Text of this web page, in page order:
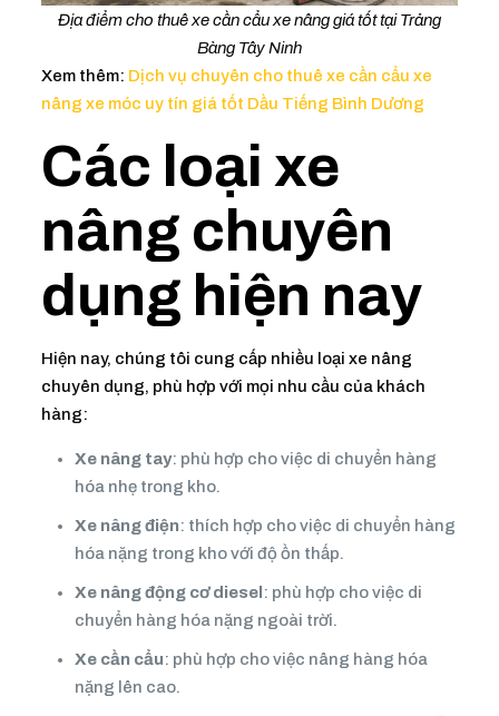
Địa điểm cho thuê xe cần cẩu xe nâng giá tốt tại Trảng
Bàng Tây Ninh
Xem thêm: Dịch vụ chuyên cho thuê xe cần cẩu xe
nâng xe móc uy tín giá tốt Dầu Tiếng Bình Dương
Các loại xe
nâng chuyên
dụng hiện nay
Hiện nay, chúng tôi cung cấp nhiều loại xe nâng
chuyên dụng, phù hợp với mọi nhu cầu của khách
hàng:
Xe nâng tay: phù hợp cho việc di chuyển hàng
hóa nhẹ trong kho.
Xe nâng điện: thích hợp cho việc di chuyển hàng
hóa nặng trong kho với độ ồn thấp.
Xe nâng động cơ diesel : phù hợp cho việc di
chuyển hàng hóa nặng ngoài trời.
Xe cần cẩu: phù hợp cho việc nâng hàng hóa
nặng lên cao.